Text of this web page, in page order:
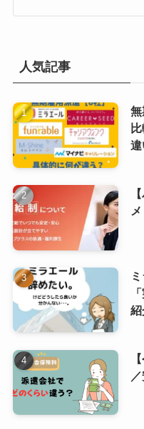
人気記事
無
違
紹